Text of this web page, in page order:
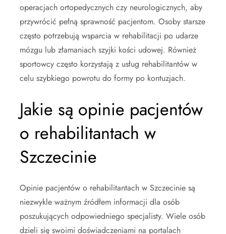
operacjach ortopedycznych czy neurologicznych, aby
przywrócić pełną sprawność pacjentom. Osoby starsze
często potrzebują wsparcia w rehabilitacji po udarze
mózgu lub złamaniach szyjki kości udowej. Również
sportowcy często korzystają z usług rehabilitantów w
celu szybkiego powrotu do formy po kontuzjach.
Jakie są opinie pacjentów
o rehabilitantach w
Szczecinie
Opinie pacjentów o rehabilitantach w Szczecinie są
niezwykle ważnym źródłem informacji dla osób
poszukujących odpowiedniego specjalisty. Wiele osób
dzieli się swoimi doświadczeniami na portalach